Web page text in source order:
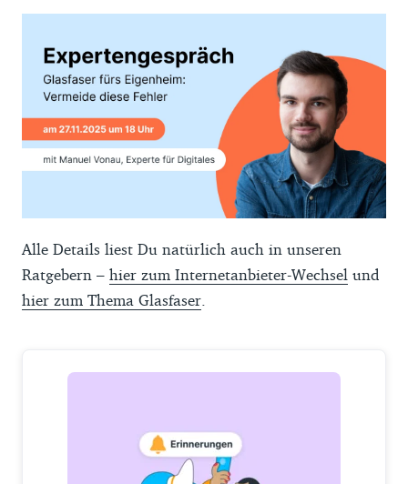
Alle Details liest Du natürlich auch in unseren
Ratgebern – hier zum Internetanbieter-Wechsel und
hier zum Thema Glasfaser